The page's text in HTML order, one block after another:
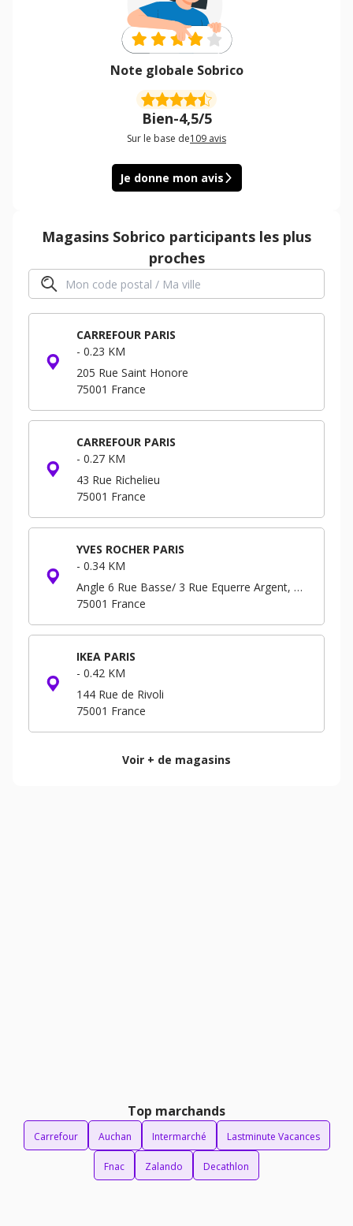
Note globale Sobrico
Bien-4,5/5
Sur le base de109 avis
Je donne mon avis
Magasins Sobrico participants les plus
proches
CARREFOUR PARIS
- 0.23 KM
205 Rue Saint Honore
75001 France
CARREFOUR PARIS
- 0.27 KM
43 Rue Richelieu
75001 France
YVES ROCHER PARIS
- 0.34 KM
Angle 6 Rue Basse/ 3 Rue Equerre Argent, Forum - Niveau -3 B.P. 293
75001 France
IKEA PARIS
- 0.42 KM
144 Rue de Rivoli
75001 France
Voir + de magasins
Top marchands
Carrefour Auchan Intermarché Lastminute Vacances
Fnac Zalando Decathlon